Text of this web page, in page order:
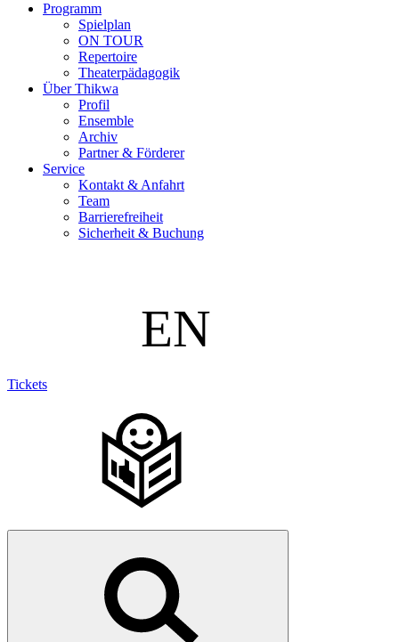
Programm
Spielplan
ON TOUR
Repertoire
Theaterpädagogik
Über Thikwa
Profil
Ensemble
Archiv
Partner & Förderer
Service
Kontakt & Anfahrt
Team
Barrierefreiheit
Sicherheit & Buchung
Tickets